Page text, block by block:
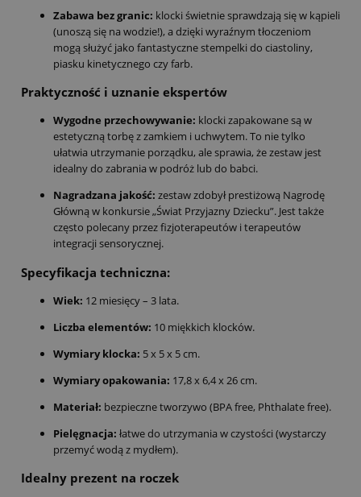
Zabawa bez granic: klocki świetnie sprawdzają się w kąpieli
(unoszą się na wodzie!), a dzięki wyraźnym tłoczeniom
mogą służyć jako fantastyczne stempelki do ciastoliny,
piasku kinetycznego czy farb.
Praktyczność i uznanie ekspertów
Wygodne przechowywanie: klocki zapakowane są w
estetyczną torbę z zamkiem i uchwytem. To nie tylko
ułatwia utrzymanie porządku, ale sprawia, że zestaw jest
idealny do zabrania w podróż lub do babci.
Nagradzana jakość: zestaw zdobył prestiżową Nagrodę
Główną w konkursie „Świat Przyjazny Dziecku”. Jest także
często polecany przez fizjoterapeutów i terapeutów
integracji sensorycznej.
Specyfikacja techniczna:
Wiek: 12 miesięcy – 3 lata.
Liczba elementów: 10 miękkich klocków.
Wymiary klocka: 5 x 5 x 5 cm.
Wymiary opakowania: 17,8 x 6,4 x 26 cm.
Materiał: bezpieczne tworzywo (BPA free, Phthalate free).
Pielęgnacja: łatwe do utrzymania w czystości (wystarczy
przemyć wodą z mydłem).
Idealny prezent na roczek